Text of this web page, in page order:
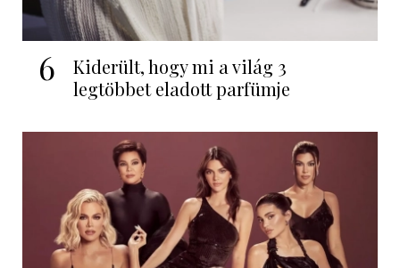
6
Kiderült, hogy mi a világ 3
legtöbbet eladott parfümje